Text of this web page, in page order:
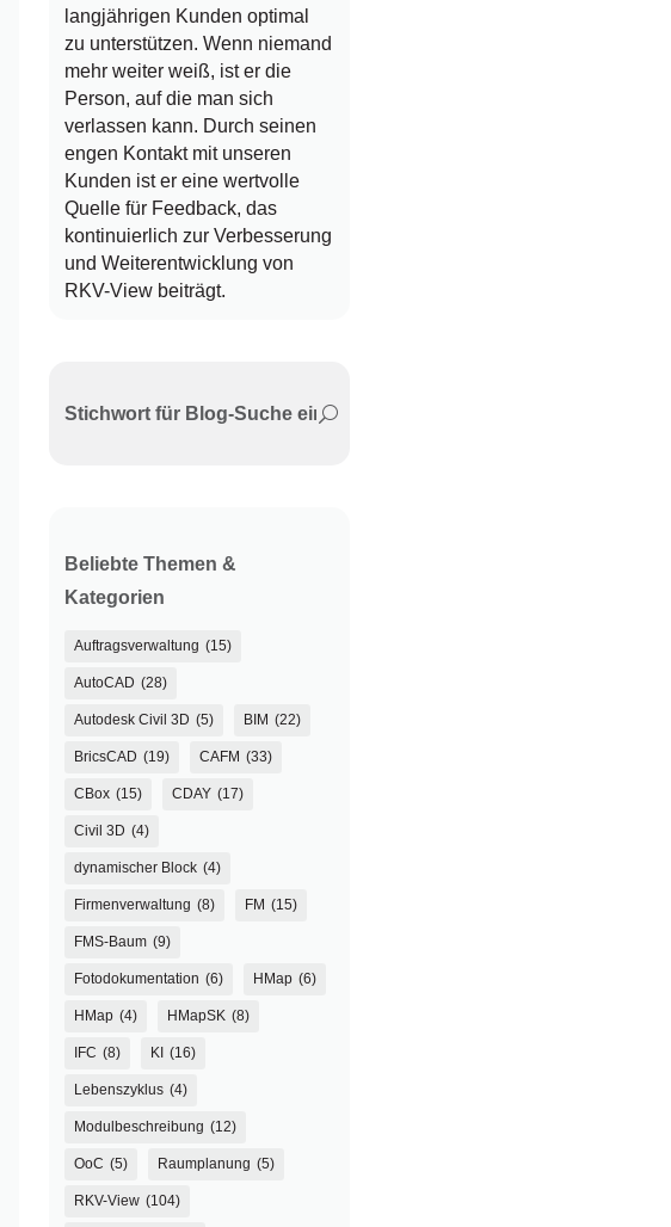
langjährigen Kunden optimal
zu unterstützen. Wenn niemand
mehr weiter weiß, ist er die
Person, auf die man sich
verlassen kann. Durch seinen
engen Kontakt mit unseren
Kunden ist er eine wertvolle
Quelle für Feedback, das
kontinuierlich zur Verbesserung
und Weiterentwicklung von
RKV-View beiträgt.
Beliebte Themen &
Kategorien
Auftragsverwaltung (15)
AutoCAD (28)
Autodesk Civil 3D (5) BIM (22)
BricsCAD (19) CAFM (33)
CBox (15) CDAY (17)
Civil 3D (4)
dynamischer Block (4)
Firmenverwaltung (8) FM (15)
FMS-Baum (9)
Fotodokumentation (6) HMap (6)
HMap (4) HMapSK (8)
IFC (8) KI (16)
Lebenszyklus (4)
Modulbeschreibung (12)
OoC (5) Raumplanung (5)
RKV-View (104)